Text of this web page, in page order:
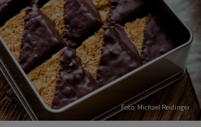
Foto: Michael Reidinger